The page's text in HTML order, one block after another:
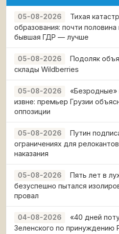
05-08-2026
Тихая
образования: почти
бывшая ГДР — лучше
05-08-2026
Подоляк
склады Wildberries
05-08-2026
«Безродные»
извне: премьер Грузии
оппозиции
05-08-2026
Путин
ограничениях для
наказания
05-08-2026
Пять лет в
безуспешно пытался
провал
04-08-2026
«40 дней
Зеленского по принуждению